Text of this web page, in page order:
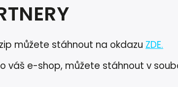
můžete stáhnout na okdazu ZDE.
e-shop, můžete stáhnout v